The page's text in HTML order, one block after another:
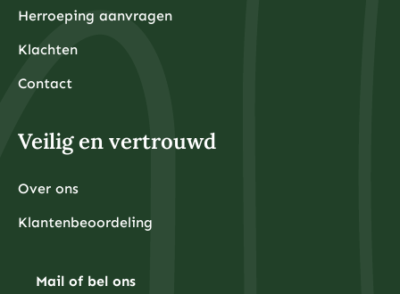
Herroeping aanvragen
Klachten
Contact
Veilig en vertrouwd
Over ons
Klantenbeoordeling
Mail of bel ons